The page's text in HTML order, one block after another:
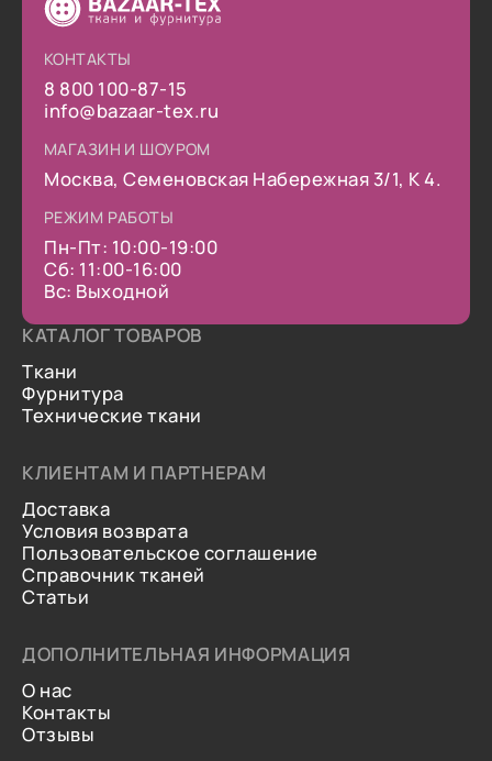
КОНТАКТЫ
8 800 100-87-15
info@bazaar-tex.ru
МАГАЗИН И ШОУРОМ
Москва, Семеновская Набережная 3/1, К 4.
РЕЖИМ РАБОТЫ
Пн-Пт: 10:00-19:00
Сб: 11:00-16:00
Вс: Выходной
КАТАЛОГ ТОВАРОВ
Ткани
Фурнитура
Технические ткани
КЛИЕНТАМ И ПАРТНЕРАМ
Доставка
Условия возврата
Пользовательское соглашение
Справочник тканей
Статьи
ДОПОЛНИТЕЛЬНАЯ ИНФОРМАЦИЯ
О нас
Контакты
Отзывы